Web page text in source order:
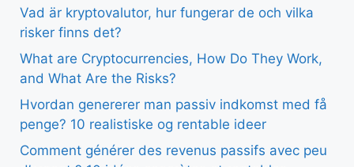
Vad är kryptovalutor, hur fungerar de och vilka
risker finns det?
What are Cryptocurrencies, How Do They Work,
and What Are the Risks?
Hvordan genererer man passiv indkomst med få
penge? 10 realistiske og rentable ideer
Comment générer des revenus passifs avec peu